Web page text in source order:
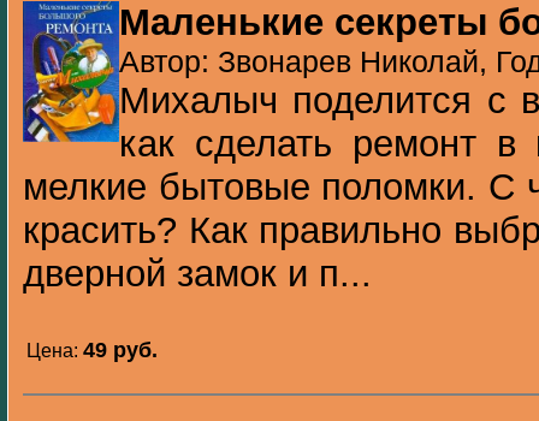
Маленькие секреты
Автор: Звонарев Николай,
Михалыч поделится c
как сделать ремонт в
мелкие бытовые поломки. С
красить? Как правильно
дверной замок и п...
Цена: 49 pуб.